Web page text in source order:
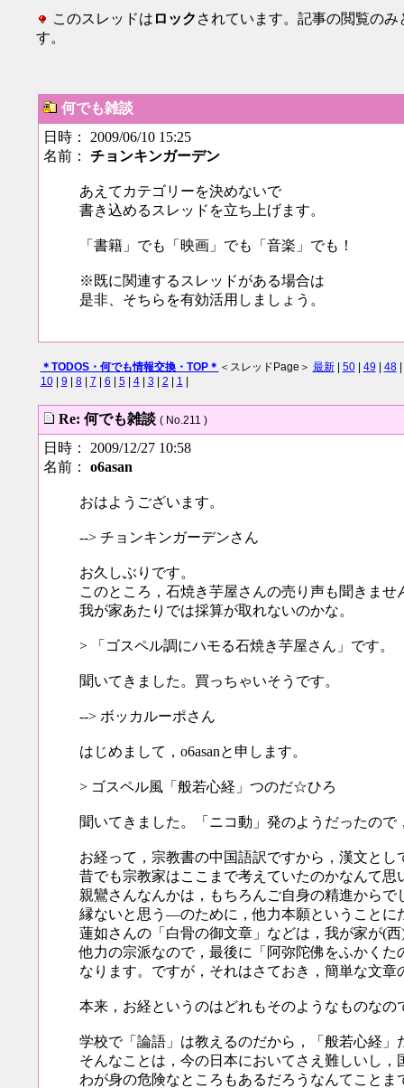
このスレッドは ロック されています。記事の閲覧のみ
す。
何でも雑談
日時： 2009/06/10 15:25
名前： チョンキンガーデン
あえてカテゴリーを決めないで
書き込めるスレッドを立ち上げます。
「書籍」でも「映画」でも「音楽」でも！
※既に関連するスレッドがある場合は
是非、そちらを有効活用しましょう。
＊TODOS・何でも情報交換・TOP＊ ＜スレッドPage＞ 最新| 50| 49 48|
10| 9 8| 7 6 5| 4| 3 2 1
Re: 何でも雑談 ( No.211 )
日時： 2009/12/27 10:58
名前： o6asan
おはようございます。
--> チョンキンガーデンさん
お久しぶりです。
このところ，石焼き芋屋さんの売り声も聞きませ
我が家あたりでは採算が取れないのかな。
> 「ゴスペル調にハモる石焼き芋屋さん」です。
聞いてきました。買っちゃいそうです。
--> ボッカルーポさん
はじめまして，o6asanと申します。
> ゴスペル風「般若心経」つのだ☆ひろ
聞いてきました。「ニコ動」発のようだったの
お経って，宗教書の中国語訳ですから，漢文とし
昔でも宗教家はここまで考えていたのかなんて思
親鸞さんなんかは，もちろんご自身の精進から
縁ないと思う―のために，他力本願ということに
蓮如さんの「白骨の御文章」などは，我が家が(
他力の宗派なので，最後に「阿弥陀佛をふかく
なります。ですが，それはさておき，簡単な文章
本来，お経というのはどれもそのようなものなの
学校で「論語」は教えるのだから，「般若心経
そんなことは，今の日本においてさえ難しいし
わが身の危険なところもあるだろうなんてことま